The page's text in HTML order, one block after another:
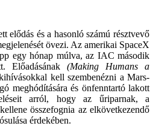
elődás és a hasonló számú résztvevő
övezi. Az amerikai SpaceX
egy hónap múlva, az IAC második
Előadásának (Making Humans a
kell szembenézni a Mars-
meghódítására és önfenntartó lakott
arról, hogy az űriparnak, a
összefognia az elkövetkezendő
érdekében.